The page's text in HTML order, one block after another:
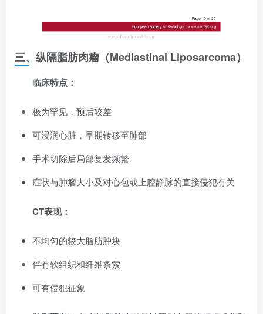
三、纵隔脂肪肉瘤（Mediastinal Liposarcoma）
临床特点：
极为罕见，预后较差
可浸润心脏，早期转移至肺部
手术切除后局部复发频繁
症状与肿瘤大小及对心包或上腔静脉的直接侵犯有关
CT表现：
不均匀的较大脂肪肿块
伴有软组织和纤维条索
可有侵犯征象